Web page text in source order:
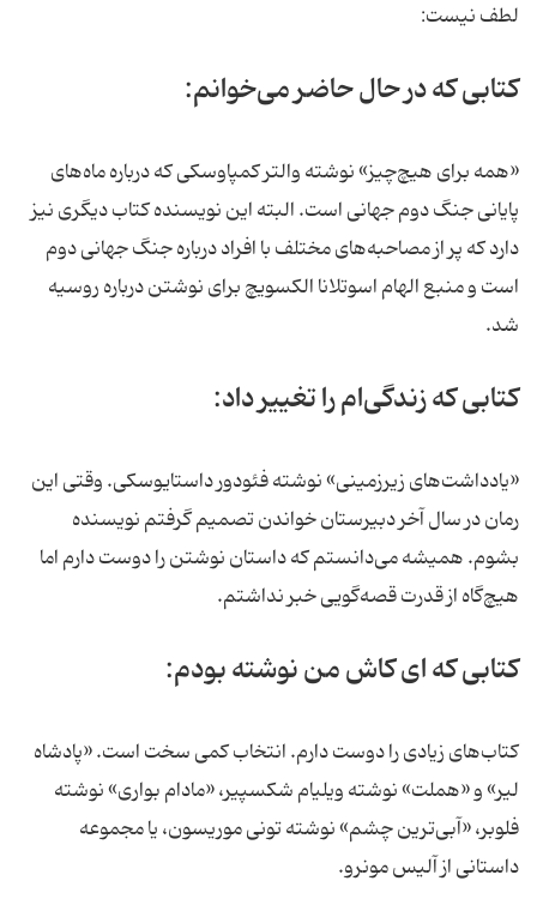
لطف نیست:
کتابی که در حال حاضر می‌خوانم:
«همه برای هیچ‌چیز» نوشته والتر کمپاوسکی که درباره ماه‌های
پایانی جنگ دوم جهانی است. البته این نویسنده کتاب دیگری نیز
دارد که پر از مصاحبه‌های مختلف با افراد درباره جنگ جهانی دوم
است و منبع الهام اسوتلانا الکسویچ برای نوشتن درباره روسیه
شد.
کتابی که زندگی‌ام را تغییر داد:
«یادداشت‌های زیرزمینی» نوشته فئودور داستایوسکی. وقتی این
رمان در سال آخر دبیرستان خواندن تصمیم گرفتم نویسنده
بشوم. همیشه می‌دانستم که داستان نوشتن را دوست دارم اما
هیچ‌گاه از قدرت قصه‌گویی خبر نداشتم.
کتابی که ای کاش من نوشته بودم:
کتاب‌های زیادی را دوست دارم. انتخاب کمی سخت است. «پادشاه
لیر» و «هملت» نوشته ویلیام شکسپیر، «مادام بواری» نوشته
فلوبر، «آبی‌ترین چشم» نوشته تونی موریسون، یا مجموعه
داستانی از آلیس مونرو.